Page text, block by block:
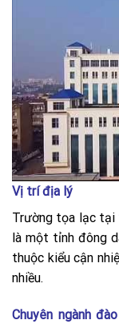
Vị trí địa lý
Trường tọa lạc tại
là một tỉnh đông
thuộc kiểu cận
nhiều.
Chuyên ngành